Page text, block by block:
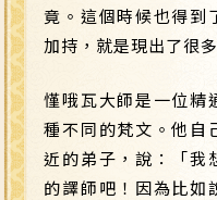
竟。這個時候也得到
加持，就是現出了很
慬哦瓦大師是一位精
種不同的梵文。他自
近的弟子，說：「我
的譯師吧！因為比如